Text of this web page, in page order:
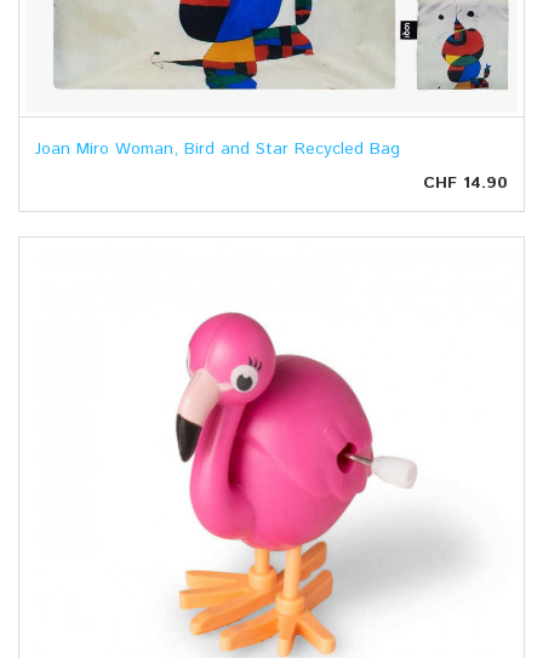
Joan Miro Woman, Bird and Star Recycled Bag
CHF 14.90